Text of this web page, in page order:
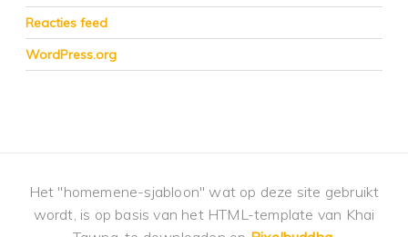
Reacties feed
WordPress.org
Het "homemene-sjabloon" wat op deze site gebruikt
wordt, is op basis van het HTML-template van Khai